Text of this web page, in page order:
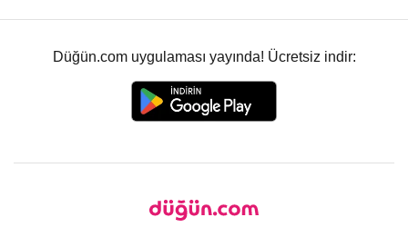
Düğün.com uygulaması yayında! Ücretsiz indir: